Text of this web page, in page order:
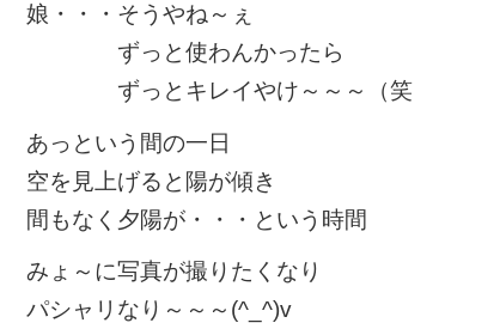
娘・・・そうやね～ぇ
ずっと使わんかったら
ずっとキレイやけ～～～（笑
あっという間の一日
空を見上げると陽が傾き
間もなく夕陽が・・・という時間
みょ～に写真が撮りたくなり
パシャリなり～～～(^_^)v